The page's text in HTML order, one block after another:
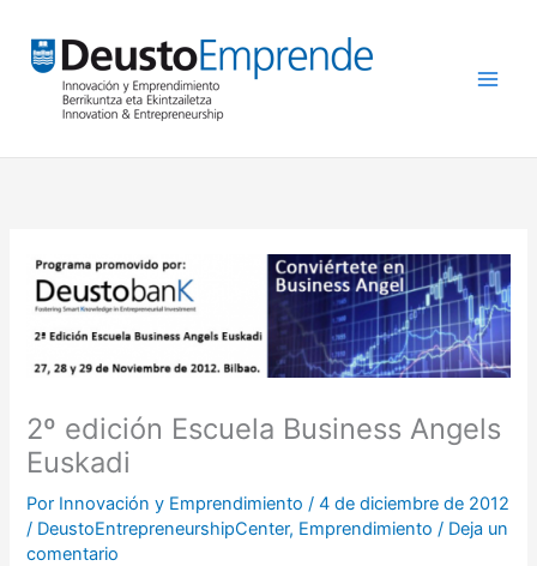
contenido
2º edición Escuela Business Angels
Euskadi
Por Innovación y Emprendimiento/4 de diciembre de 2012
/ DeustoEntrepreneurshipCenter, Emprendimiento / Deja un
comentario